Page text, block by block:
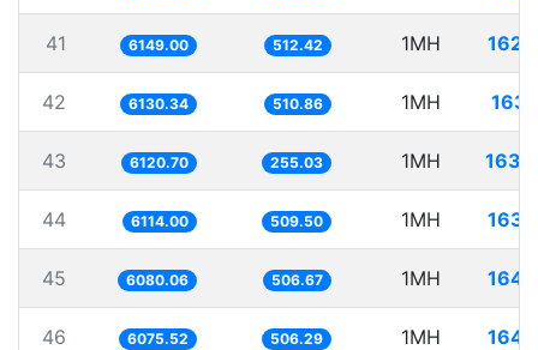
41 6149.00 512.42 1MH
42 6130.34 510.86 1MH
43 6120.70 255.03 1MH
44 6114.00 509.50 1MH
45 6080.06 506.67 1MH
46 6075.52 506.29 1MH